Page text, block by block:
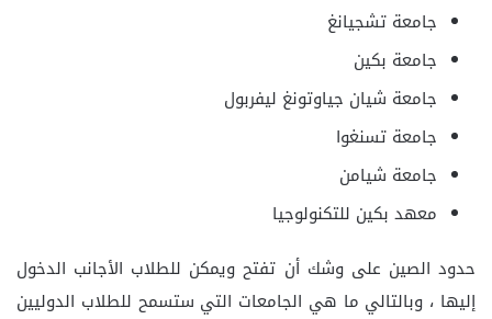
جامعة تشجيانغ
جامعة بكين
جامعة شيان جياوتونغ ليفربول
جامعة تسنغوا
جامعة شيامن
معهد بكين للتكنولوجيا
حدود الصين على وشك أن تفتح ويمكن للطلاب الأجانب الدخول
إليها ، وبالتالي ما هي الجامعات التي ستسمح للطلاب الدوليين